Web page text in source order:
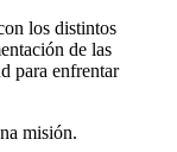
los distintos
de las
para enfrentar
misión.